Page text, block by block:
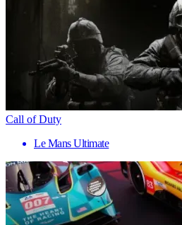
Call of Duty
Le Mans Ultimate